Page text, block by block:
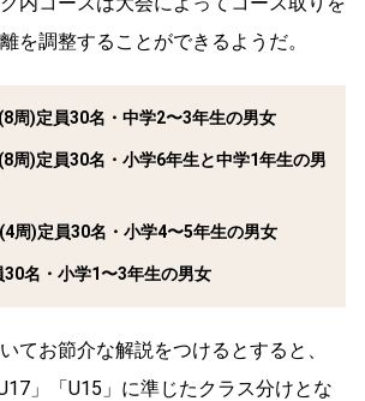
を調整することができるようだ。
周)定員30名・中学2〜3年生の男女
周)定員30名・小学6年生と中学1年生の男
周)定員30名・小学4〜5年生の男女
名・小学1〜3年生の男女
てお節介な解説をつけるとすると、
」「U15」に準じたクラス分けとな